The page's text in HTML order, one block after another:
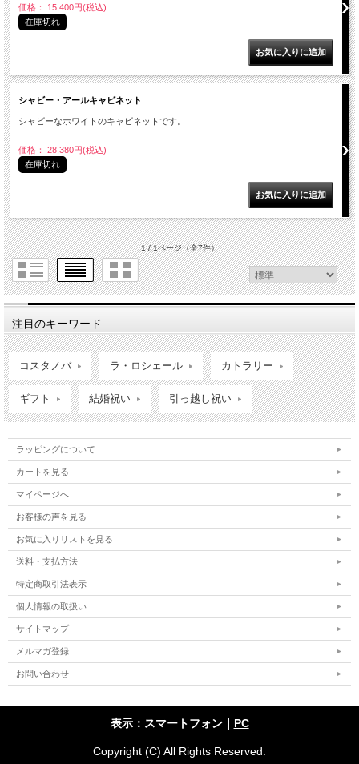
価格： 15,400円(税込)
在庫切れ
シャビー・アールキャビネット
シャビーなホワイトのキャビネットです。
価格： 28,380円(税込)
在庫切れ
1 / 1ページ（全7件）
注目のキーワード
コスタノバ ラ・ロシェール カトラリー
ギフト 結婚祝い 引っ越し祝い
ラッピングについて
カートを見る
マイページへ
お客様の声を見る
お気に入りリストを見る
送料・支払方法
特定商取引法表示
個人情報の取扱い
サイトマップ
メルマガ登録
お問い合わせ
表示：スマートフォン｜ PC
Copyright (C) All Rights Reserved.